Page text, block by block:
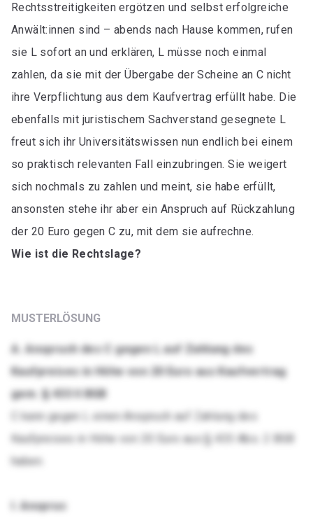
Rechtsstreitigkeiten ergötzen und selbst erfolgreiche
Anwält:innen sind – abends nach Hause kommen, rufen
sie L sofort an und erklären, L müsse noch einmal
zahlen, da sie mit der Übergabe der Scheine an C nicht
ihre Verpflichtung aus dem Kaufvertrag erfüllt habe. Die
ebenfalls mit juristischem Sachverstand gesegnete L
freut sich ihr Universitätswissen nun endlich bei einem
so praktisch relevanten Fall einzubringen. Sie weigert
sich nochmals zu zahlen und meint, sie habe erfüllt,
ansonsten stehe ihr aber ein Anspruch auf Rückzahlung
der 20 Euro gegen C zu, mit dem sie aufrechne.
Wie ist die Rechtslage?
MUSTERLÖSUNG
A. Anspruch des C gegen L auf Zahlung des
Kaufpreises in Höhe von 20 Euro aus Kaufvertrag
gem. § 433 II BGB
C kann gegen L einen Anspruch auf Zahlung des
Kaufpreises in Höhe von 20 Euro aus § 433 Abs. 2 BGB
haben.
I. Anspruc